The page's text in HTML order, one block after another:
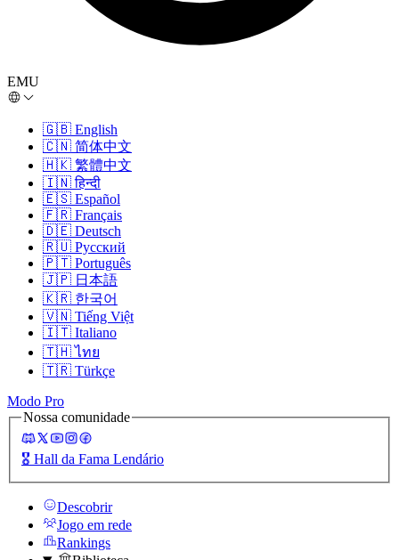
EMU
🇬🇧 English
🇨🇳 简体中文
🇭🇰 繁體中文
🇮🇳 हिन्दी
🇪🇸 Español
🇫🇷 Français
🇩🇪 Deutsch
🇷🇺 Русский
🇵🇹 Português
🇯🇵 日本語
🇰🇷 한국어
🇻🇳 Tiếng Việt
🇮🇹 Italiano
🇹🇭 ไทย
🇹🇷 Türkçe
Modo Pro
Nossa comunidade
🎖️ Hall da Fama Lendário
Descobrir
Jogo em rede
Rankings